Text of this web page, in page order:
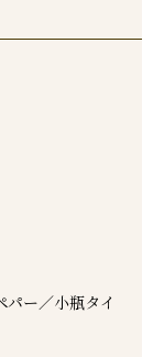
パー／小瓶タイ